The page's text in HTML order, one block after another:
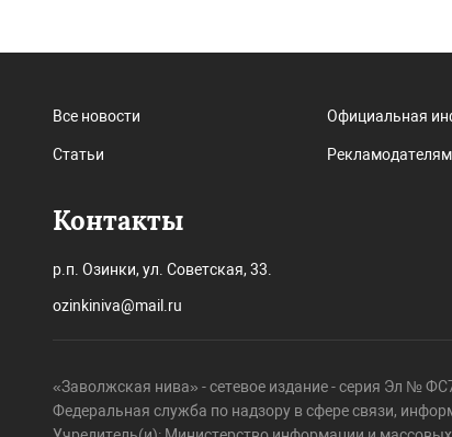
Все новости
Статьи
Официальная
Рекламодателям
Контакты
р.п. Озинки, ул. Советская, 33.
ozinkiniva@mail.ru
«Заволжская нива» - сетевое издание - серия Эл №
Федеральная служба по надзору в сфере связи,